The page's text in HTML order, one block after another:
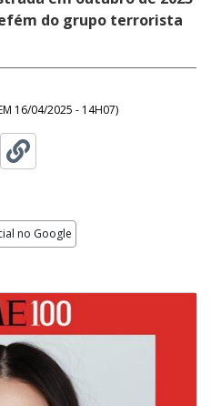
do grupo terrorista
16/04/2025 - 14H07)
no Google